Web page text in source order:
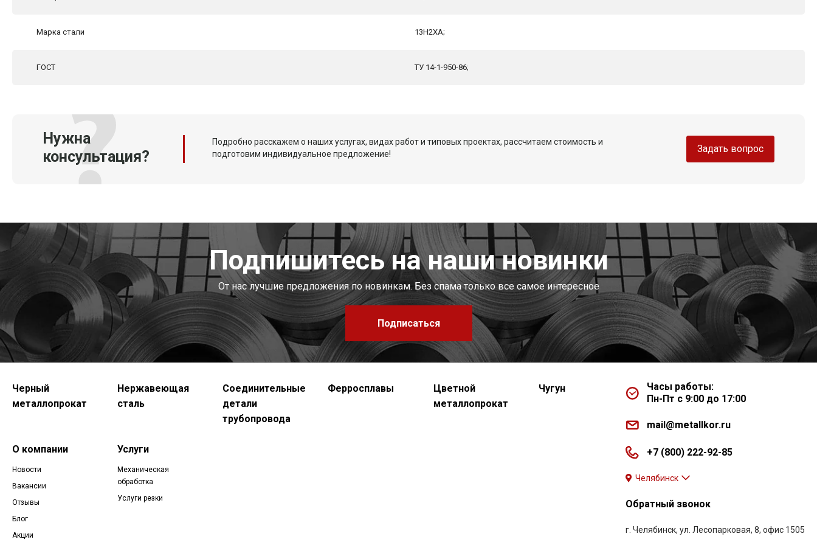
Марка стали 13Н2ХА;
ГОСТ ТУ 14-1-950-86;
Нужна
консультация?
Подробно расскажем о наших услугах, видах работ и типовых проектах, рассчитаем стоимость и
подготовим индивидуальное предложение!
Задать вопрос
Подпишитесь на наши новинки
От нас лучшие предложения по новинкам. Без спама только все самое интересное
Подписаться
Черный
металлопрокат
Нержавеющая
сталь
Соединительные
детали
трубопровода
Ферросплавы
Цветной
металлопрокат
Чугун
О компании
Новости
Вакансии
Отзывы
Блог
Акции
Услуги
Механическая
обработка
Услуги резки
Часы работы:
Пн-Пт с 9:00 до 17:00
mail@metallkor.ru
+7 (800) 222-92-85
Челябинск
Обратный звонок
г. Челябинск, ул. Лесопарковая, 8, офис 1505